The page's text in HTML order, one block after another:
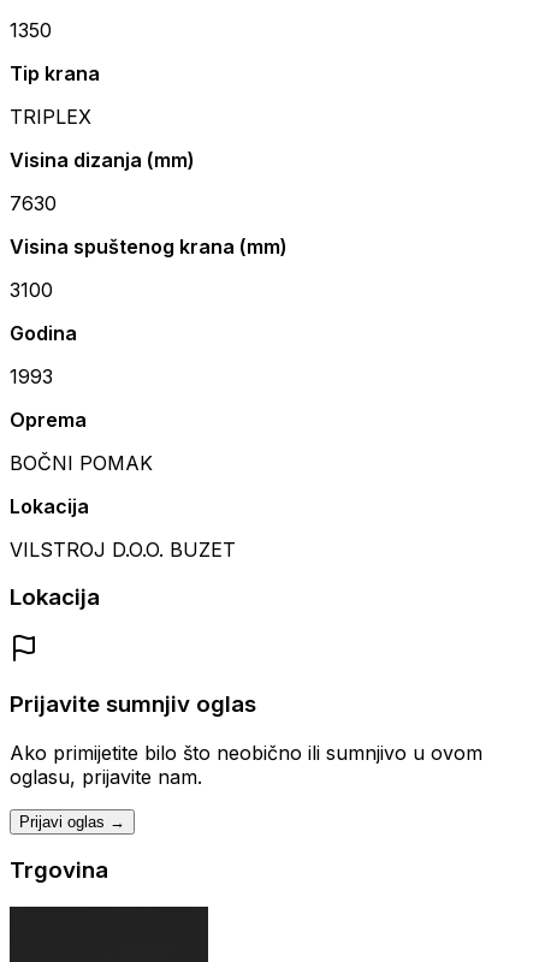
1350
Tip krana
TRIPLEX
Visina dizanja (mm)
7630
Visina spuštenog krana (mm)
3100
Godina
1993
Oprema
BOČNI POMAK
Lokacija
VILSTROJ D.O.O. BUZET
Lokacija
Prijavite sumnjiv oglas
Ako primijetite bilo što neobično ili sumnjivo u ovom
oglasu, prijavite nam.
Prijavi oglas →
Trgovina